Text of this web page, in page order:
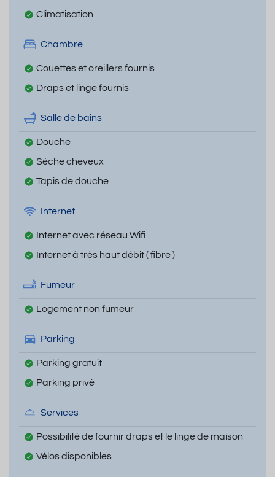
Climatisation
Chambre
Couettes et oreillers fournis
Draps et linge fournis
Salle de bains
Douche
Sèche cheveux
Tapis de douche
Internet
Internet avec réseau Wifi
Internet à très haut débit ( fibre )
Fumeur
Logement non fumeur
Parking
Parking gratuit
Parking privé
Services
Possibilité de fournir draps et le linge de maison
Vélos disponibles